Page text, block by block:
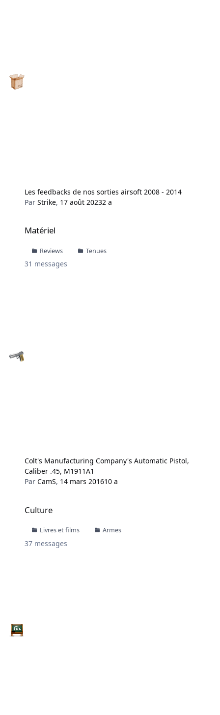
Les feedbacks de nos sorties airsoft 2008 - 2014
ParStrike, 17 août 20232 a
Matériel
Reviews Tenues
31 messages
Colt's Manufacturing Company's Automatic Pistol,
Caliber .45, M1911A1
ParCamS, 14 mars 201610 a
Culture
Livres et films Armes
37 messages